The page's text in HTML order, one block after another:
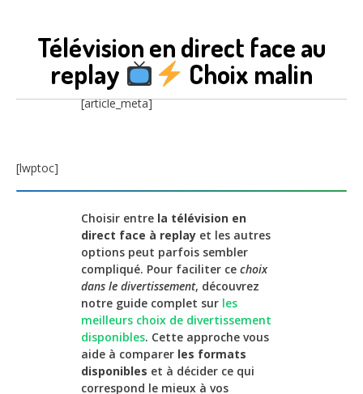
Télévision en direct face au
replay
Choix malin
[article_meta]
[lwptoc]
Choisir entre la télévision en
direct face à replay et les autres
options peut parfois sembler
compliqué. Pour faciliter ce choix
dans le divertissement, découvrez
notre guide complet sur les
meilleurs choix de divertissement
disponibles. Cette approche vous
aide à comparer les formats
disponibles et à décider ce qui
correspond le mieux à vos